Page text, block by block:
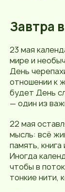
Завтра
23 мая
мире и
День
отношении к
будет День
— один из
22 мая
мысль: всё
память,
Иногда
чтобы в
тонкие нити,